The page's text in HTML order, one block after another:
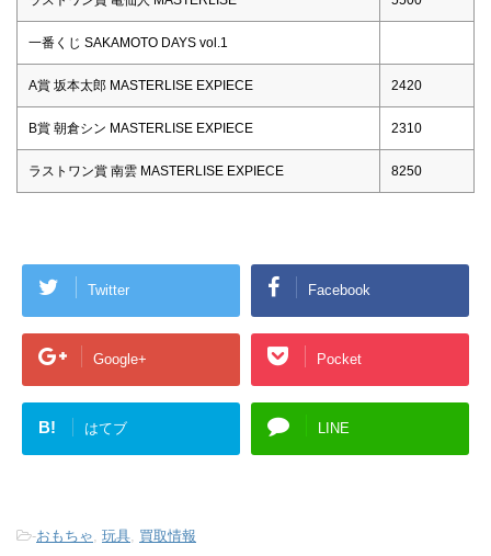
一番くじ SAKAMOTO DAYS vol.1
A賞 坂本太郎 MASTERLISE EXPIECE 2420
B賞 朝倉シン MASTERLISE EXPIECE 2310
ラストワン賞 南雲 MASTERLISE EXPIECE 8250
Twitter Facebook
Google+ Pocket
B! はてブ LINE
-おもちゃ 玩具 買取情報